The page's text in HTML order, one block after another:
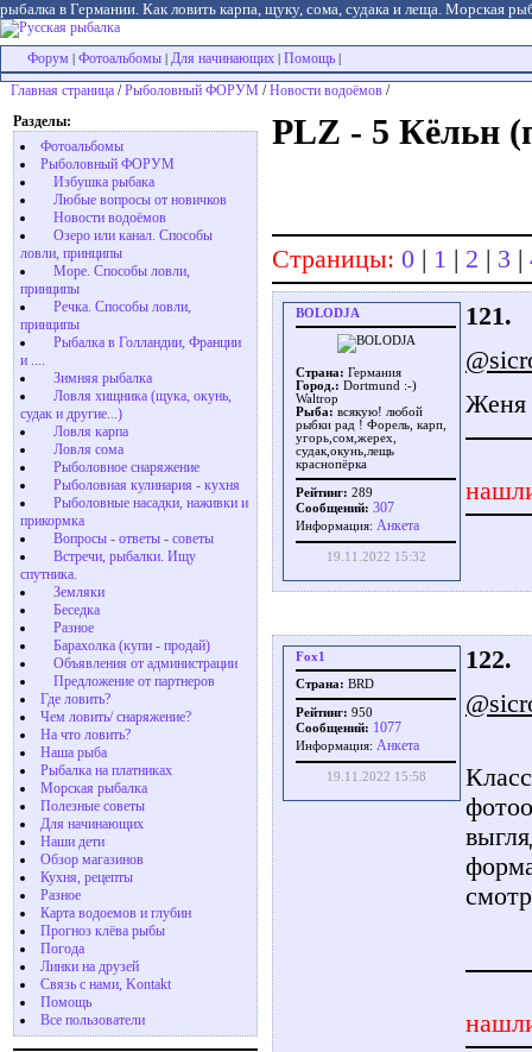
рыбалка в Германии. Как ловить карпа, щуку, сома, судака и леща. Морская
Форум Фотоальбомы Для начинающих Помощь
Главная страница /Рыболовный ФОРУМ /Новости водоёмов /
Разделы:
Фотоальбомы
Рыболовный ФОРУМ
Избушка рыбака
Любые вопросы от новичков
Новости водоёмов
Озеро или канал. Способы
ловли, принципы
Море. Способы ловли,
принципы
Речка. Способы ловли,
принципы
Рыбалка в Голландии, Франции
и ....
Зимняя рыбалка
Ловля хищника (щука, окунь,
судак и другие...)
Ловля карпа
Ловля сома
Рыболовное снаряжение
Рыболовная кулинария - кухня
Рыболовные насадки, наживки и
прикормка
Вопросы - ответы - советы
Встречи, рыбалки. Ищу
спутника.
Земляки
Беседка
Разное
Барахолка (купи - продай)
Объявления от администрации
Предложение от партнеров
Где ловить?
Чем ловить/ снаряжение?
На что ловить?
Наша рыба
Рыбалка на платниках
Морская рыбалка
Полезные советы
Для начинающих
Наши дети
Обзор магазинов
Кухня, рецепты
Разное
Карта водоемов и глубин
Прогноз клёва рыбы
Погода
Линки на друзей
Связь с нами, Kontakt
Помощь
Все пользователи
PLZ - 5 Кёльн
Страницы: 0 | 1 | 2 | 3 |
BOLODJA
Страна: Германия
Город.: Dortmund :-)
Waltrop
Рыба: всякую! любой
рыбки рад ! Форель, карп,
угорь,сом,жерех,
судак,окунь,лещь
краснопёрка
Рейтинг: 289
Сообщений: 307
Информация: Aнкета
19.11.2022 15:32
121.
Женя
Fox1
Страна: BRD
Рейтинг: 950
Сообщений: 1077
Информация: Aнкета
19.11.2022 15:58
122.